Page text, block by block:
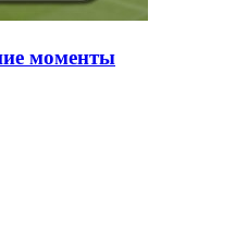
моменты